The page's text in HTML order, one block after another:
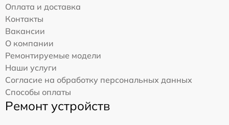
Оплата и доставка
Контакты
Вакансии
О компании
Ремонтируемые модели
Наши услуги
Согласие на обработку персональных данных
Способы оплаты
Ремонт устройств